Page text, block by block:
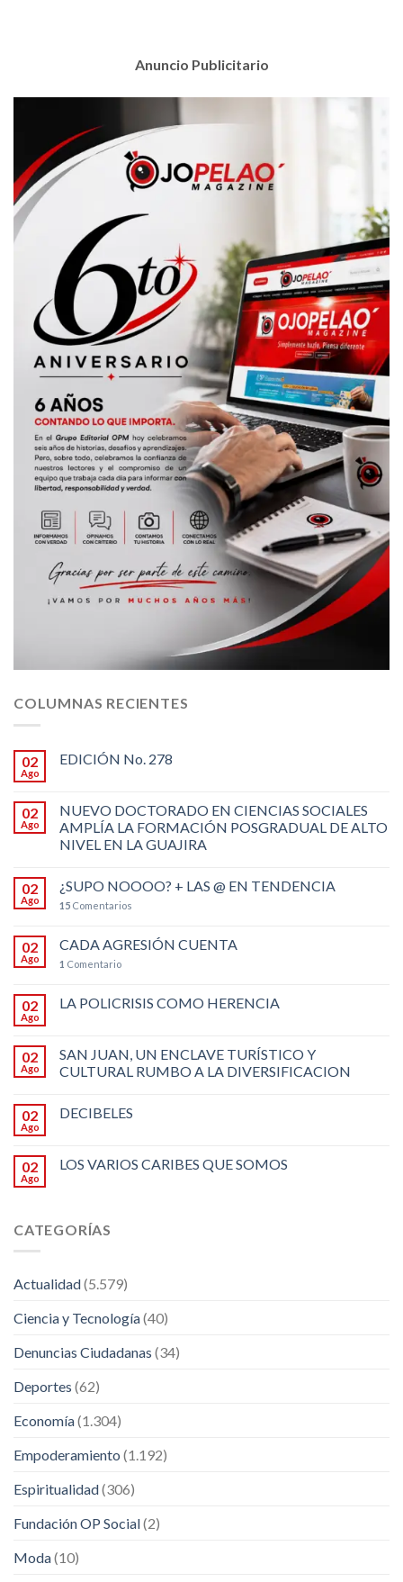
Anuncio Publicitario
COLUMNAS RECIENTES
02
Ago
EDICIÓN No. 278
02
Ago
NUEVO DOCTORADO EN CIENCIAS SOCIALES
AMPLÍA LA FORMACIÓN POSGRADUAL DE ALTO
NIVEL EN LA GUAJIRA
02
Ago
¿SUPO NOOOO? + LAS @ EN TENDENCIA
15 Comentarios
02
Ago
CADA AGRESIÓN CUENTA
1 Comentario
02
Ago
LA POLICRISIS COMO HERENCIA
02
Ago
SAN JUAN, UN ENCLAVE TURÍSTICO Y
CULTURAL RUMBO A LA DIVERSIFICACION
02
Ago
DECIBELES
02
Ago
LOS VARIOS CARIBES QUE SOMOS
CATEGORÍAS
Actualidad(5.579)
Ciencia y Tecnología(40)
Denuncias Ciudadanas (34)
Deportes (62)
Economía(1.304)
Empoderamiento (1.192)
Espiritualidad(306)
Fundación OP Social(2)
Moda(10)